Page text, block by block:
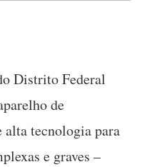
Distrito Federal
de
alta tecnologia para
e graves –